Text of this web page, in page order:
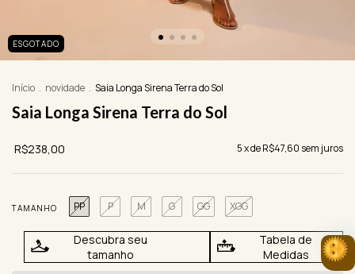
ESGOTADO
Início . novidade . Saia Longa Sirena Terra do Sol
Saia Longa Sirena Terra do Sol
R$238,00 5x deR$47,60 sem juros
TAMANHO PP P M G GG XGG
Descubra seu
tamanho
Tabela de
Medidas